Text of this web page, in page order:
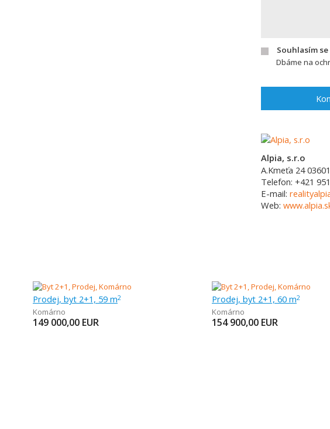
Souhlasím
Dbáme na
Alpia, s.r.o
A.Kmeťa 24 03601
Telefon: +421
E-mail:
Web:
Prodej, byt 2+1, 59 m2
Komárno
149 000,00 EUR
Prodej, byt 2+1, 60 m2
Komárno
154 900,00 EUR